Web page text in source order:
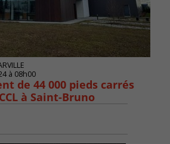
à 08h00
de 44 000 pieds carrés
à Saint-Bruno